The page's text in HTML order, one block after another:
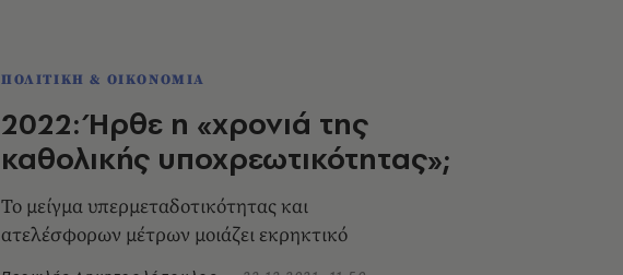
ΠΟΛΙΤΙΚΗ & ΟΙΚΟΝΟΜΙΑ
2022: Ήρθε η «χρονιά της
καθολικής υποχρεωτικότητας»;
Το μείγμα υπερμεταδοτικότητας και
ατελέσφορων μέτρων μοιάζει εκρηκτικό